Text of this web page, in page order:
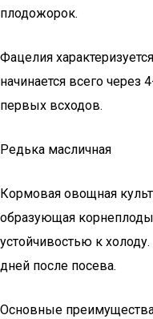
плодожорок.
Фацелия
начинается всего через
первых всходов.
Редька масличная
Кормовая овощная
образующая
устойчивостью к
дней после посева.
Основные